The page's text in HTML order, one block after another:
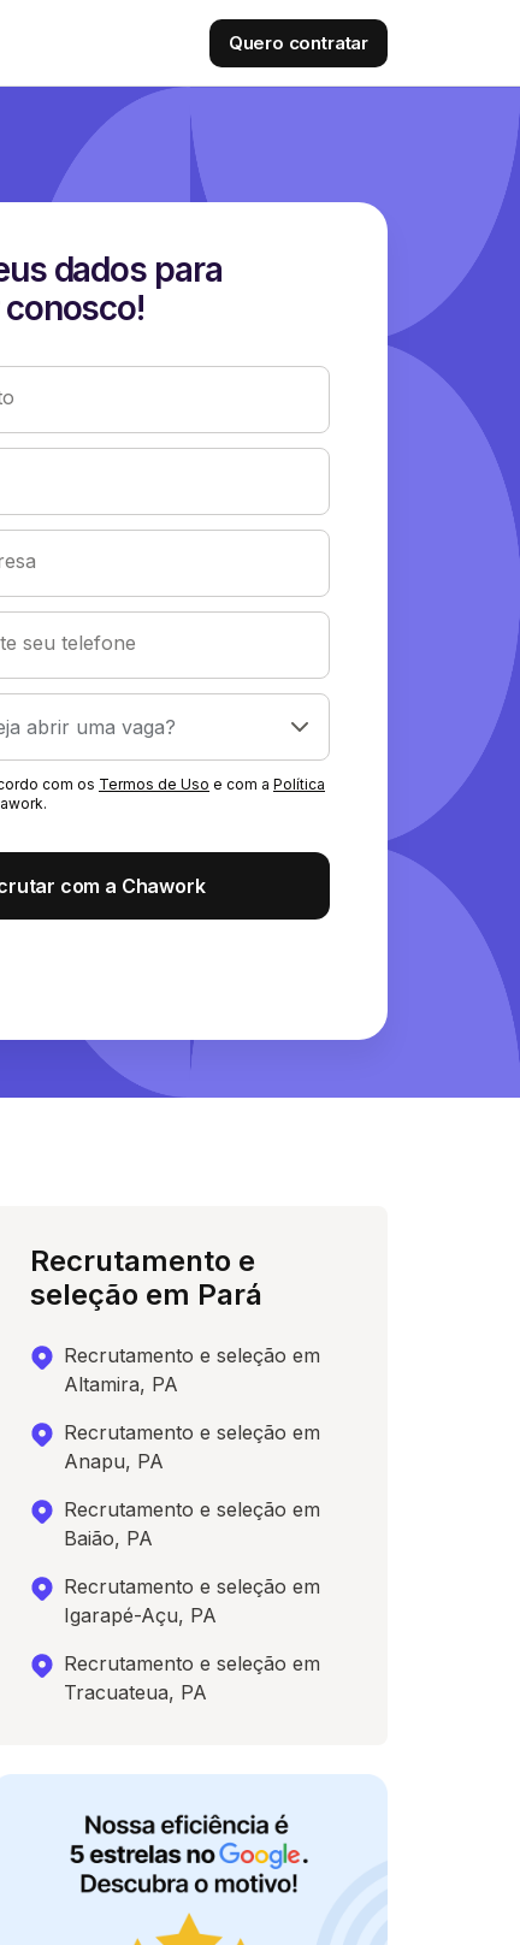
Quero contratar
dados para
seu telefone
com os Termos de Uso e com a Política
com a Chawork
Recrutamento e
seleção em Pará
Recrutamento e seleção em
Altamira, PA
Recrutamento e seleção em
Anapu, PA
Recrutamento e seleção em
Baião, PA
Recrutamento e seleção em
Igarapé-Açu, PA
Recrutamento e seleção em
Tracuateua, PA